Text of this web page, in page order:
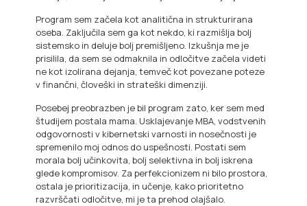
Program sem začela kot analitična in strukturirana
oseba. Zaključila sem ga kot nekdo, ki razmišlja bolj
sistemsko in deluje bolj premišljeno. Izkušnja me je
prisilila, da sem se odmaknila in odločitve začela videti
ne kot izolirana dejanja, temveč kot povezane poteze
v finančni, človeški in strateški dimenziji.
Posebej preobrazben je bil program zato, ker sem med
študijem postala mama. Usklajevanje MBA, vodstvenih
odgovornosti v kibernetski varnosti in nosečnosti je
spremenilo moj odnos do uspešnosti. Postati sem
morala bolj učinkovita, bolj selektivna in bolj iskrena
glede kompromisov. Za perfekcionizem ni bilo prostora,
ostala je prioritizacija, in učenje, kako prioritetno
razvrščati odločitve, mi je ta prehod olajšalo.